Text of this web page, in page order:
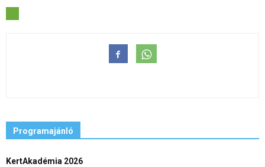
Programajánló
KertAkadémia 2026